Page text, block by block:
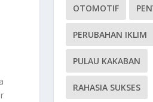
OTOMOTIF
PERUBAHAN IKLIM
PULAU KAKABAN
RAHASIA SUKSES